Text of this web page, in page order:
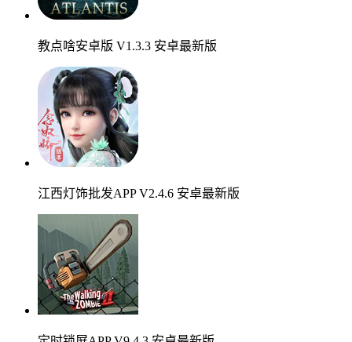
教点啥安卓版 V1.3.3 安卓最新版
江西灯饰批发APP V2.4.6 安卓最新版